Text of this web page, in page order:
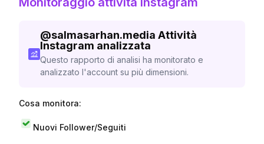
@salmasarhan.media Attività
Instagram analizzata
Questo rapporto di analisi ha monitorato e
analizzato l'account su più dimensioni.
Cosa monitora:
Nuovi Follower/Seguiti